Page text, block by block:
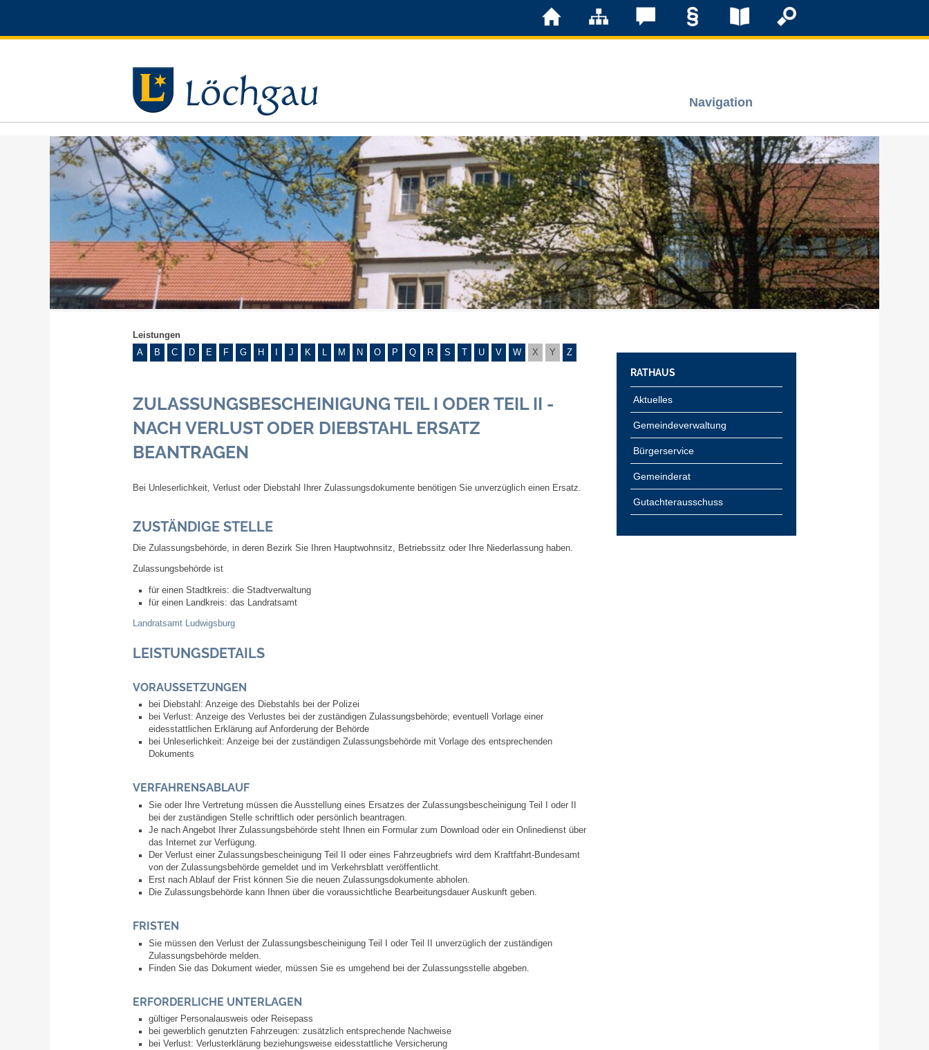
Navigation
Löchgau
Grußwort Bürgermeister
Kurzportrait
Löchgau früher
Zahlen & Fakten
Steuern
Haushalt 2026
Notdienste
Rund um den Wein
Aktuelles
Gemeindeverwaltung
Mitarbeiter
Ortsrecht
Bürgerservice
Leistungen
A
B C D E F G H J K L M N O P Q R S U V W X Y Z
ZULASSUNGSBESCHEINIGUNG TEIL I ODER TEIL II -
NACH VERLUST ODER DIEBSTAHL ERSATZ
BEANTRAGEN
Bei Unleserlichkeit, Verlust oder Diebstahl Ihrer Zulassungsdokumente benötigen Sie unverzüglich einen Ersatz.
ZUSTÄNDIGE STELLE
Die Zulassungsbehörde, in deren Bezirk Sie Ihren Hauptwohnsitz, Betriebssitz oder Ihre Niederlassung haben.
Zulassungsbehörde ist
für einen Stadtkreis: die Stadtverwaltung
für einen Landkreis: das Landratsamt
Landratsamt Ludwigsburg
LEISTUNGSDETAILS
VORAUSSETZUNGEN
bei Diebstahl: Anzeige des Diebstahls bei der Polizei
bei Verlust: Anzeige des Verlustes bei der zuständigen Zulassungsbehörde; eventuell Vorlage einer
eidesstattlichen Erklärung auf Anforderung der Behörde
bei Unleserlichkeit: Anzeige bei der zuständigen Zulassungsbehörde mit Vorlage des entsprechenden
Dokuments
VERFAHRENSABLAUF
Sie oder Ihre Vertretung müssen die Ausstellung eines Ersatzes der Zulassungsbescheinigung Teil I oder II
bei der zuständigen Stelle schriftlich oder persönlich beantragen.
Je nach Angebot Ihrer Zulassungsbehörde steht Ihnen ein Formular zum Download oder ein Onlinedienst über
das Internet zur Verfügung.
Der Verlust einer Zulassungsbescheinigung Teil II oder eines Fahrzeugbriefs wird dem Kraftfahrt-Bundesamt
von der Zulassungsbehörde gemeldet und im Verkehrsblatt veröffentlicht.
Erst nach Ablauf der Frist können Sie die neuen Zulassungsdokumente abholen.
Die Zulassungsbehörde kann Ihnen über die voraussichtliche Bearbeitungsdauer Auskunft geben.
FRISTEN
Sie müssen den Verlust der Zulassungsbescheinigung Teil I oder Teil II unverzüglich der zuständigen
Zulassungsbehörde melden.
Finden Sie das Dokument wieder, müssen Sie es umgehend bei der Zulassungsstelle abgeben.
ERFORDERLICHE UNTERLAGEN
gültiger Personalausweis oder Reisepass
bei gewerblich genutzten Fahrzeugen: zusätzlich entsprechende Nachweise
bei Verlust: Verlusterklärung beziehungsweise eidesstattliche Versicherung
RATHAUS
Aktuelles
Gemeindeverwaltung
Bürgerservice
Gemeinderat
Gutachterausschuss